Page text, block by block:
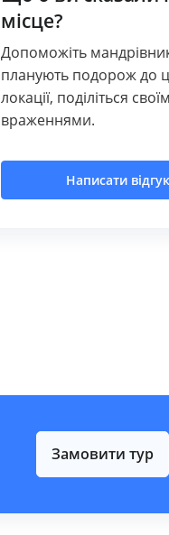
місце?
Допоможіть
планують подорож до
локації, поділіться
враженнями.
Написати відгук
Замовити тур